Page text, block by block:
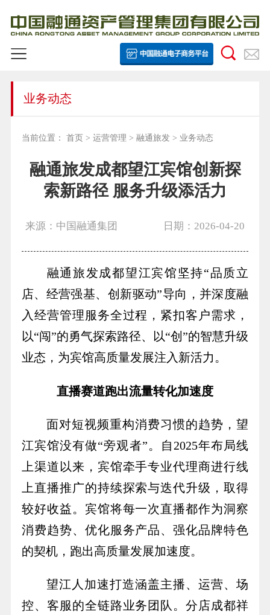
业务动态
当前位置： 首页> 运营管理 > 融通旅发> 业务动态
融通旅发成都望江宾馆创新探
索新路径 服务升级添活力
来源：中国融通集团 日期：2026-04-20
融通旅发成都望江宾馆坚持“品质立
店、经营强基、创新驱动”导向，并深度融
入经营管理服务全过程，紧扣客户需求，
以“闯”的勇气探索路径、以“创”的智慧升级
业态，为宾馆高质量发展注入新活力。
直播赛道跑出流量转化加速度
面对短视频重构消费习惯的趋势，望
江宾馆没有做“旁观者”。自2025年布局线
上渠道以来，宾馆牵手专业代理商进行线
上直播推广的持续探索与迭代升级，取得
较好收益。宾馆将每一次直播都作为洞察
消费趋势、优化服务产品、强化品牌特色
的契机，跑出高质量发展加速度。
望江人加速打造涵盖主播、运营、场
控、客服的全链路业务团队。分店成都祥